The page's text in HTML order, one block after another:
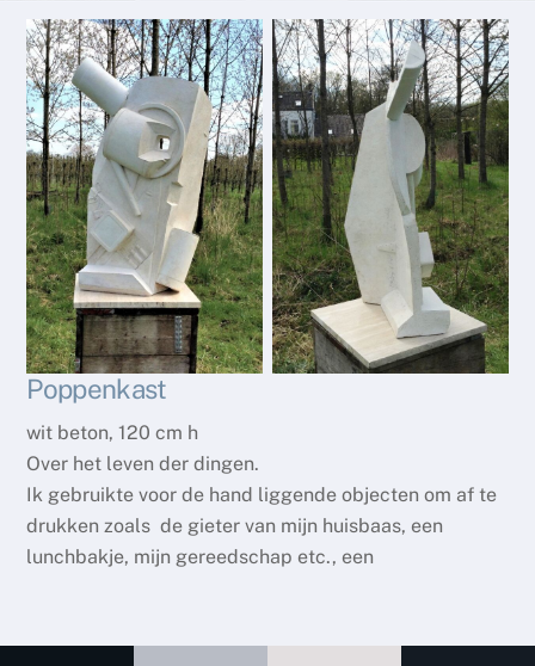
Poppenkast
wit beton, 120 cm h
Over het leven der dingen.
Ik gebruikte voor de hand liggende objecten om af te
drukken zoals de gieter van mijn huisbaas, een
lunchbakje, mijn gereedschap etc., een